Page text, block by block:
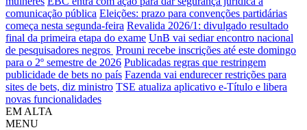
comunicação pública Eleições: prazo para convenções partidárias
começa nesta segunda-feira Revalida 2026/1: divulgado resultado
final da primeira etapa do exame UnB vai sediar encontro nacional
de pesquisadores negros Prouni recebe inscrições até este domingo
para o 2º semestre de 2026 Publicadas regras que restringem
publicidade de bets no país Fazenda vai endurecer restrições para
sites de bets, diz ministro TSE atualiza aplicativo e-Título e libera
novas funcionalidades
EM ALTA
MENU